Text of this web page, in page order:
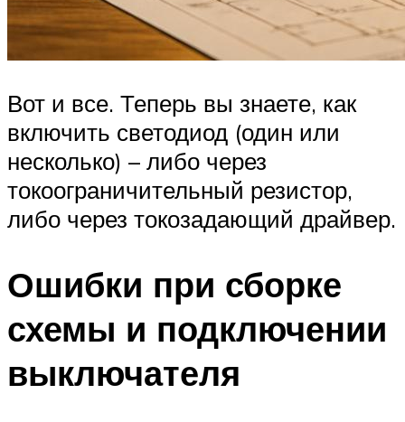
Вот и все. Теперь вы знаете, как
включить светодиод (один или
несколько) – либо через
токоограничительный резистор,
либо через токозадающий драйвер.
Ошибки при сборке
схемы и подключении
выключателя